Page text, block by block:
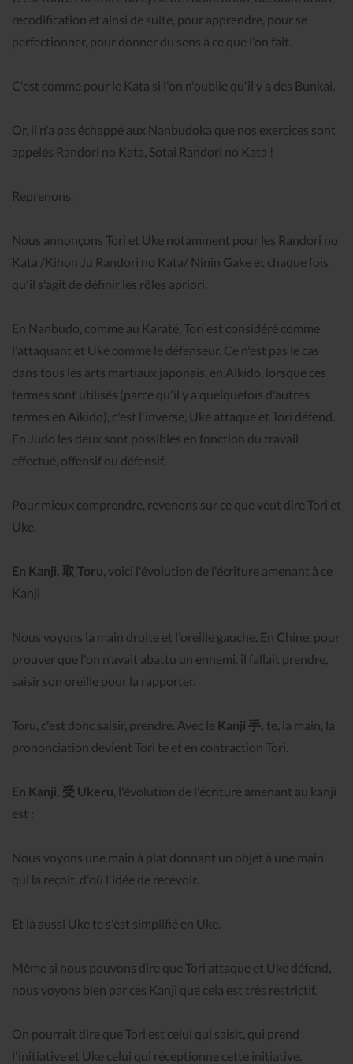
recodification et ainsi de suite, pour apprendre, pour se
perfectionner, pour donner du sens à ce que l'on fait.
C'est comme pour le Kata si l'on n'oublie qu'il y a des Bunkai.
Or, il n'a pas échappé aux Nanbudoka que nos exercices sont
appelés Randori no Kata, Sotai Randori no Kata !
Reprenons.
Nous annonçons Tori et Uke notamment pour les Randori no
Kata /Kihon Ju Randori no Kata/ Ninin Gake et chaque fois
qu'il s'agit de définir les rôles apriori.
En Nanbudo, comme au Karaté, Tori est considéré comme
l'attaquant et Uke comme le défenseur. Ce n'est pas le cas
dans tous les arts martiaux japonais, en Aïkido, lorsque ces
termes sont utilisés (parce qu'il y a quelquefois d'autres
termes en Aikido), c'est l'inverse, Uke attaque et Tori défend.
En Judo les deux sont possibles en fonction du travail
effectué, offensif ou défensif.
Pour mieux comprendre, revenons sur ce que veut dire Tori et
Uke.
En Kanji, 取 Toru, voici l'évolution de l'écriture amenant à ce
Kanji
Nous voyons la main droite et l'oreille gauche. En Chine, pour
prouver que l'on n'avait abattu un ennemi, il fallait prendre,
saisir son oreille pour la rapporter.
Toru, c'est donc saisir, prendre. Avec le Kanji 手, te, la main, la
prononciation devient Tori te et en contraction Tori.
En Kanji, 受 Ukeru, l'évolution de l'écriture amenant au kanji
est :
Nous voyons une main à plat donnant un objet à une main
qui la reçoit, d'où l'idée de recevoir.
Et là aussi Uke te s'est simplifié en Uke.
Même si nous pouvons dire que Tori attaque et Uke défend,
nous voyons bien par ces Kanji que cela est très restrictif.
On pourrait dire que Tori est celui qui saisit, qui prend
l'initiative et Uke celui qui réceptionne cette initiative.